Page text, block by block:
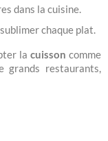
dans la cuisine.
chaque plat.
lacuisson comme
grands restaurants,